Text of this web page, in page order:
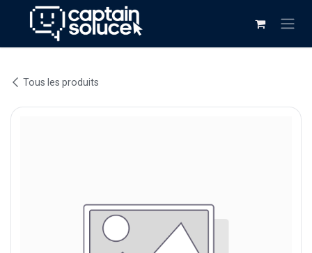
Se rendre au contenu
Tous les produits